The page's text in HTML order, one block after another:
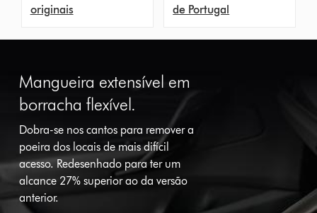
originais
de Portugal
Mangueira extensível em
borracha flexível.
Dobra-se nos cantos para remover a
poeira dos locais de mais difícil
acesso. Redesenhado para ter um
alcance 27% superior ao da versão
anterior.